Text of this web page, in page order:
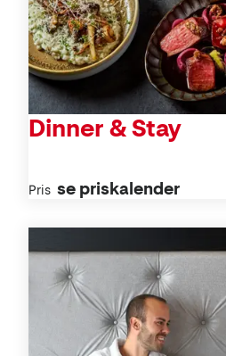
Dinner & Stay
Pris se priskalender